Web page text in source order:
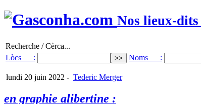
Nos lieux-dits
Recherche / Cèrca...
Lòcs :
Noms :
lundi 20 juin 2022 - Tederic Merger
en graphie alibertine :